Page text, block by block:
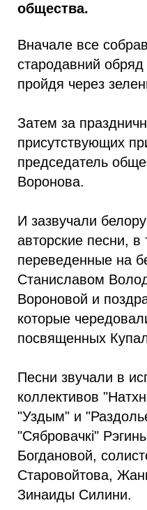
общества.
Вначале все
стародавний
пройдя через
Затем за
присутствующих
председатель
Воронова.
И зазвучали
авторские песни, в
переведенные на
Станиславом
Вороновой и
которые
посвященных
Песни звучали в
коллективов
"Уздым" и
"Сябровачкі"
Богдановой,
Старовойтова,
Зинаиды Силини.